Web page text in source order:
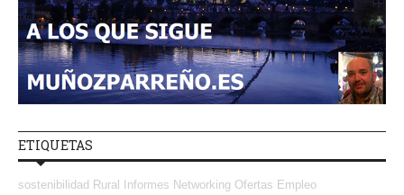
ETIQUETAS
sostenibilidad Rural Informes Networking Ofertas Empleo